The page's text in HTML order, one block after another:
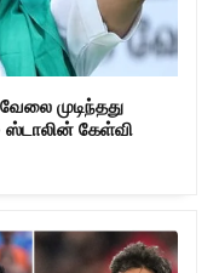
முடிந்தது
ஸ்டாலின் கேள்வி